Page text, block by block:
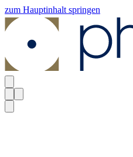
zum Hauptinhalt springen